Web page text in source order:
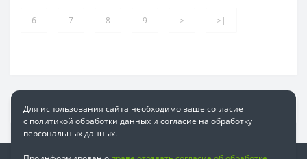
6 7 8 9 > >|
Для использования сайта необходимо ваше согласие
с политикой обработки данных и согласие на обработку
персональных данных.